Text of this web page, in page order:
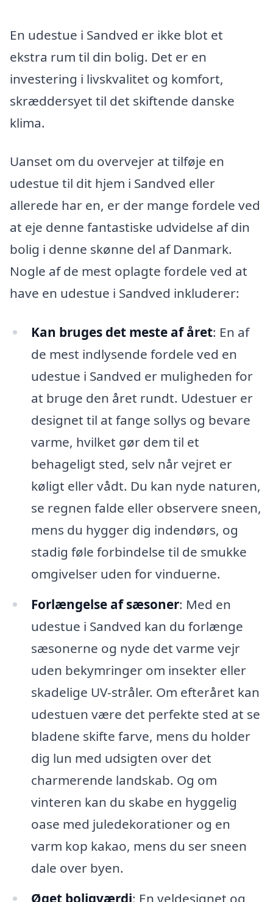
En udestue i Sandved er ikke blot et
ekstra rum til din bolig. Det er en
investering i livskvalitet og komfort,
skræddersyet til det skiftende danske
klima.
Uanset om du overvejer at tilføje en
udestue til dit hjem i Sandved eller
allerede har en, er der mange fordele ved
at eje denne fantastiske udvidelse af din
bolig i denne skønne del af Danmark.
Nogle af de mest oplagte fordele ved at
have en udestue i Sandved inkluderer:
Kan bruges det meste af året: En af
de mest indlysende fordele ved en
udestue i Sandved er muligheden for
at bruge den året rundt. Udestuer er
designet til at fange sollys og bevare
varme, hvilket gør dem til et
behageligt sted, selv når vejret er
køligt eller vådt. Du kan nyde naturen,
se regnen falde eller observere sneen,
mens du hygger dig indendørs, og
stadig føle forbindelse til de smukke
omgivelser uden for vinduerne.
Forlængelse af sæsoner: Med en
udestue i Sandved kan du forlænge
sæsonerne og nyde det varme vejr
uden bekymringer om insekter eller
skadelige UV-stråler. Om efteråret kan
udestuen være det perfekte sted at se
bladene skifte farve, mens du holder
dig lun med udsigten over det
charmerende landskab. Og om
vinteren kan du skabe en hyggelig
oase med juledekorationer og en
varm kop kakao, mens du ser sneen
dale over byen.
Øget boligværdi: En veldesignet og